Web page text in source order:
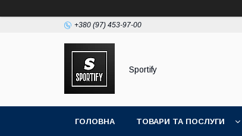
+380 (97) 453-97-00
Sportify
ГОЛОВНА ТОВАРИ ТА ПОСЛУГИ